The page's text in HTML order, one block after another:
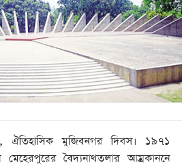
মুজিবনগর দিবস। ১৯৭১
বৈদ্যনাথতলার আম্রকাননে